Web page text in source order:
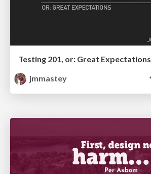
Testing 201, or: Great Expectations
jmmastey